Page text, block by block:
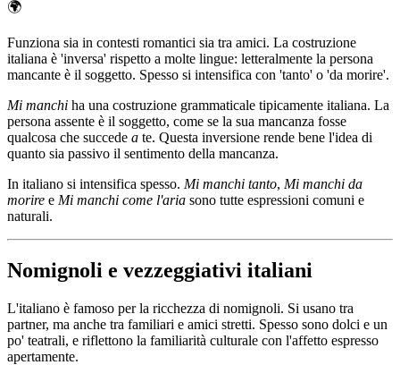
🌍
Funziona sia in contesti romantici sia tra amici. La costruzione
italiana è 'inversa' rispetto a molte lingue: letteralmente la persona
mancante è il soggetto. Spesso si intensifica con 'tanto' o 'da morire'.
Mi manchi ha una costruzione grammaticale tipicamente italiana. La
persona assente è il soggetto, come se la sua mancanza fosse
qualcosa che succede a te. Questa inversione rende bene l'idea di
quanto sia passivo il sentimento della mancanza.
In italiano si intensifica spesso. Mi manchi tanto, Mi manchi da
morire e Mi manchi come l'aria sono tutte espressioni comuni e
naturali.
Nomignoli e vezzeggiativi italiani
L'italiano è famoso per la ricchezza di nomignoli. Si usano tra
partner, ma anche tra familiari e amici stretti. Spesso sono dolci e un
po' teatrali, e riflettono la familiarità culturale con l'affetto espresso
apertamente.